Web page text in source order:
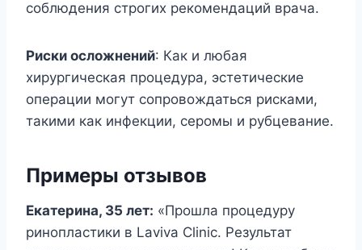
соблюдения строгих рекомендаций врача.
Риски осложнений: Как и любая
хирургическая процедура, эстетические
операции могут сопровождаться рисками,
такими как инфекции, серомы и рубцевание.
Примеры отзывов
Екатерина, 35 лет: «Прошла процедуру
ринопластики в Laviva Clinic. Результат